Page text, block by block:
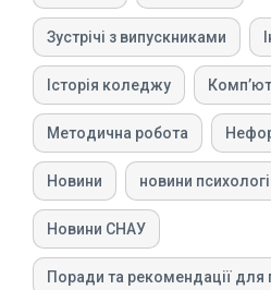
Зустрічі з випускниками
Історія коледжу
Методична робота
Новини новини
Новини СНАУ
Поради та рекомендації для